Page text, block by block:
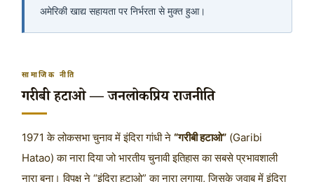
अमेरिकी खाद्य सहायता पर निर्भरता से मुक्त हुआ।
सामाजिक नीति
गरीबी हटाओ — जनलोकप्रिय राजनीति
1971 के लोकसभा चुनाव में इंदिरा गांधी ने “गरीबी हटाओ” (Garibi
Hatao) का नारा दिया जो भारतीय चुनावी इतिहास का सबसे प्रभावशाली
नारा बना। विपक्ष ने “इंदिरा हटाओ” का नारा लगाया, जिसके जवाब में इंदिरा